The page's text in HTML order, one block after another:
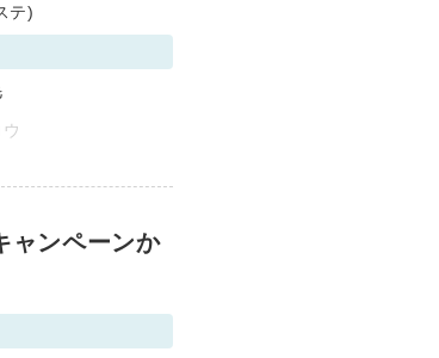
テ)
ャンペーンか